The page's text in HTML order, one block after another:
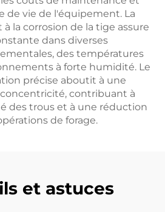
de vie de l'équipement. La
la corrosion de la tige assure
dans diverses
des températures
à forte humidité. Le
précise aboutit à une
contribuant à
des trous et à une réduction
de forage.
et astuces